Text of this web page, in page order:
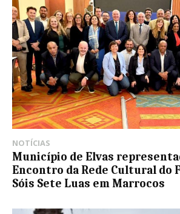
NOTÍCIAS
Município de Elvas
Encontro da Rede Cultural do
Sóis Sete Luas em Marrocos